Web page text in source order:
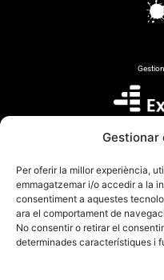
Gestionar
Per oferir la millor experiència,
emmagatzemar i/o accedir a la
consentiment a aquestes
ara el comportament de
No consentir o retirar el
determinades característiques i